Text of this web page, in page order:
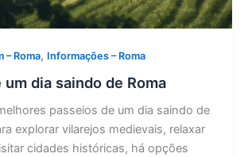
– Roma, Informações – Roma
um dia saindo de Roma
passeios de um dia saindo de
explorar vilarejos medievais, relaxar
cidades históricas, há opções